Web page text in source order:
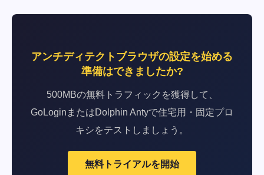
アンチディテクトブラウザの設定を始める
準備はできましたか?
500MBの無料トラフィックを獲得して、
GoLoginまたはDolphin Antyで住宅用・固定プロ
キシをテストしましょう。
無料トライアルを開始